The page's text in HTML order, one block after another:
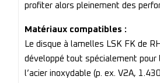
profiter alors pleinement des
Matériaux compatibles :
Le disque à lamelles LSK FK de
développé tout spécialement
l’acier inoxydable (p. ex. V2A,